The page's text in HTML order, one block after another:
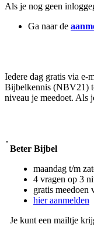
Als je nog geen
Ga naar de
Iedere dag gratis via e-
Bijbelkennis (NBV21)
niveau je meedoet. Als
Beter Bijbel
maandag t/m
4 vragen op 3
gratis meedoen
hier aanmelden
Je kunt een mailtje